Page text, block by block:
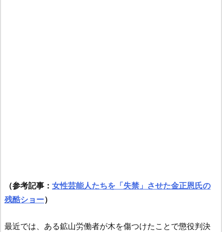
（参考記事： 女性芸能人たちを「失禁」させた金正恩氏の
残酷ショー）
最近では、ある鉱山労働者が木を傷つけたことで懲役判決